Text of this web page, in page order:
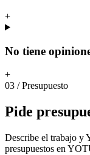
+
No tiene
+
03 /Presupuesto
Pide
Describe el trabajo y
presupuestos en